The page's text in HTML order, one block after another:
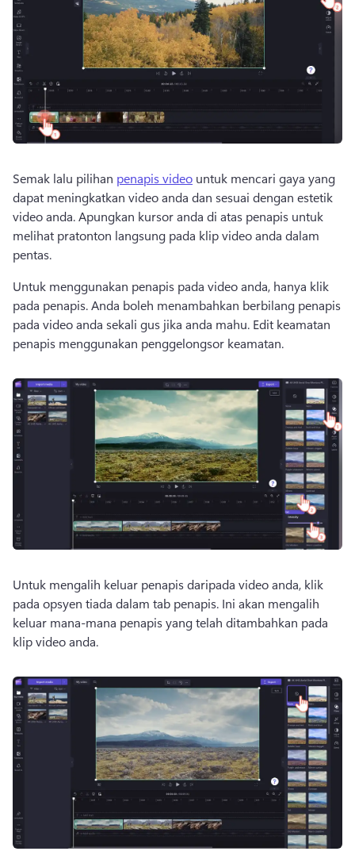
Semak lalu pilihan penapis video untuk mencari gaya yang
dapat meningkatkan video anda dan sesuai dengan estetik
video anda. Apungkan kursor anda di atas penapis untuk
melihat pratonton langsung pada klip video anda dalam
pentas.
Untuk menggunakan penapis pada video anda, hanya klik
pada penapis. Anda boleh menambahkan berbilang penapis
pada video anda sekali gus jika anda mahu. Edit keamatan
penapis menggunakan penggelongsor keamatan.
Untuk mengalih keluar penapis daripada video anda, klik
pada opsyen tiada dalam tab penapis. Ini akan mengalih
keluar mana-mana penapis yang telah ditambahkan pada
klip video anda.